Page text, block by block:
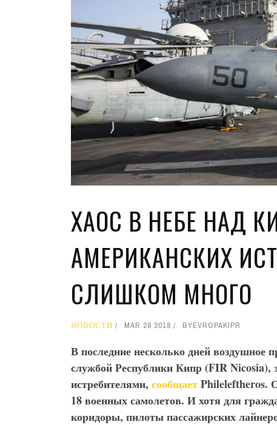
ХАОС В НЕБЕ НАД
АМЕРИКАНСКИХ
СЛИШКОМ МНОГО
НОВОСТИ MAR 28 2018 BYEVROPAKIPR
В последние несколько дней воздушное
службой Республики Кипр (FIRNicosia),
истребителями, сообщаетPhileleftheros.
18 военных самолетов. И хотя для
коридоры, пилоты пассажирских